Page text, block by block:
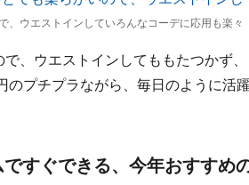
、ウエストインしていろんなコーデに応用も楽々
、ウエストインしてももたつかず
のプチプラながら、毎日のように活
すぐできる、今年おすすめ